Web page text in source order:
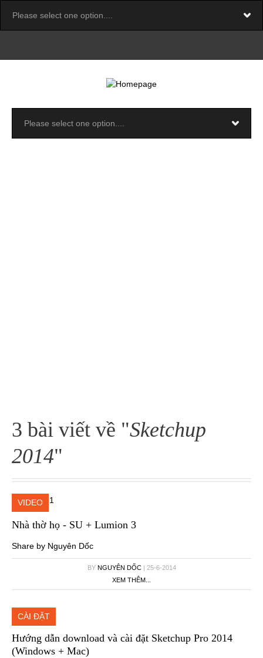
3 bài viết về "Sketchup
2014"
VIDEO
Nhà thờ họ - SU + Lumion 3
Share by Nguyên Dốc
BY NGUYÊN DỐC| 25-6-2014
XEM THÊM...
CÀI ĐẶT
Hướng dẫn download và cài đặt Sketchup Pro 2014
(Windows + Mac)